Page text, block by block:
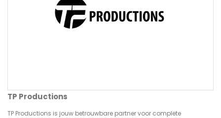
TP Productions
TP Productions is jouw betrouwbare partner voor complete